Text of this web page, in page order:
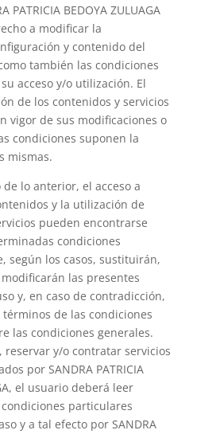
PATRICIA BEDOYA ZULUAGA
a modificar la
y contenido del
también las condiciones
acceso y/o utilización. El
de los contenidos y servicios
vigor de sus modificaciones o
condiciones suponen la
mismas.
lo anterior, el acceso a
y la utilización de
pueden encontrarse
condiciones
según los casos, sustituirán,
las presentes
y, en caso de contradicción,
de las condiciones
las condiciones generales.
reservar y/o contratar servicios
por SANDRA PATRICIA
el usuario deberá leer
particulares
y a tal efecto por SANDRA